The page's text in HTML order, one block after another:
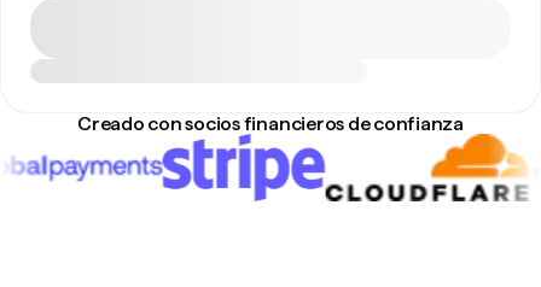
Creado con socios financieros de confianza